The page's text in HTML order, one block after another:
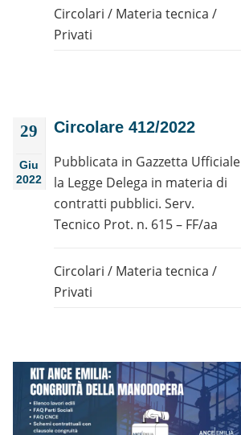
Circolari / Materia tecnica /
Privati
29
Giu
2022
Circolare 412/2022
Pubblicata in Gazzetta Ufficiale
la Legge Delega in materia di
contratti pubblici. Serv.
Tecnico Prot. n. 615 – FF/aa
Circolari / Materia tecnica /
Privati